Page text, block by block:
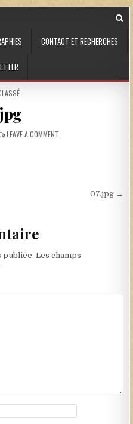
CONTACT ET RECHERCHES
IN
LEAVE A COMMENTON 06.JPG
07.jpg →
publiée. Les champs